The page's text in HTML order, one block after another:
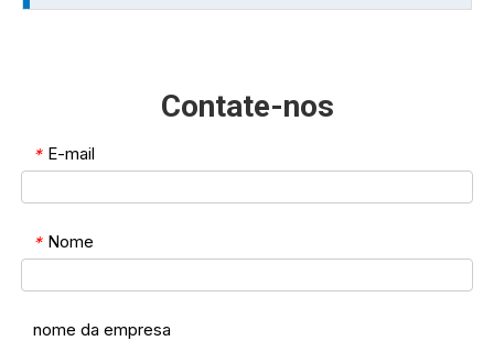
Contate-nos
* E-mail
* Nome
nome da empresa